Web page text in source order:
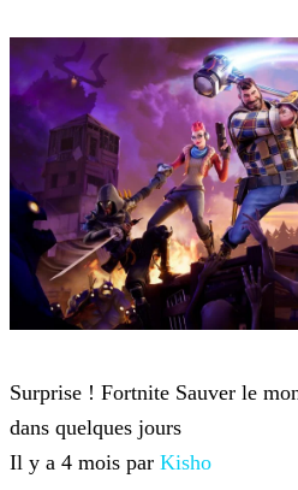
Surprise ! Fortnite Sauver le
dans quelques jours
Il y a 4 mois par Kisho